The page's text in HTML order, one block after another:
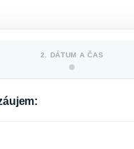
2. DÁTUM A ČAS